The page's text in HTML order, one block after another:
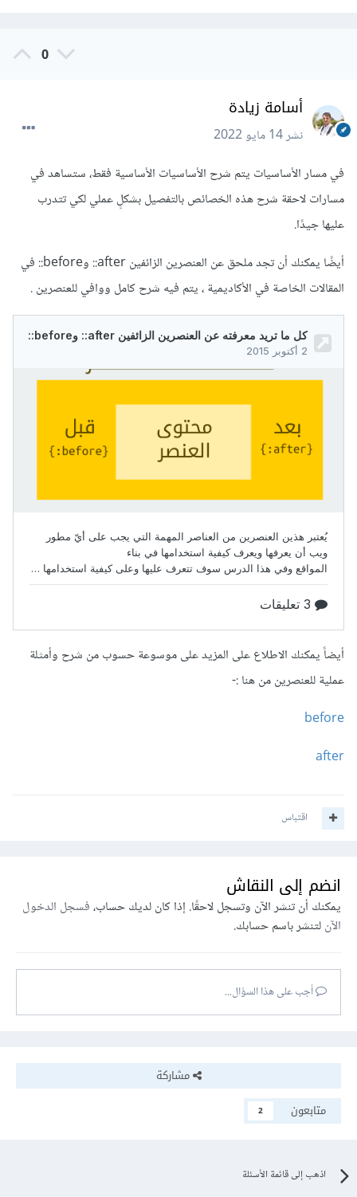
0
أسامة زيادة
نشر14 مايو 2022
في مسار الأساسيات يتم شرح الأساسيات الأساسية فقط، ستساهد في
مسارات لاحقة شرح هذه الخصائص بالتفصيل بشكلٍ عملي لكي تتدرب
عليها جيدًا.
أيضًا يمكنك أن تجد ملحق عن العنصرين الزائفين after:: وbefore:: في
المقالات الخاصة في الأكاديمية ، يتم فيه شرح كامل ووافي للعنصرين .
أيضاً يمكنك الاطلاع على المزيد على موسوعة حسوب من شرح وأمثلة
عملية للعنصرين من هنا :-
before‎
after‎
اقتباس
انضم إلى النقاش
يمكنك أن تنشر الآن وتسجل لاحقًا. إذا كان لديك حساب،فسجل الدخول
الآنلتنشر باسم حسابك.
أجب على هذا السؤال...
مشاركة
متابعون
2
اذهب إلى قائمة الأسئلة